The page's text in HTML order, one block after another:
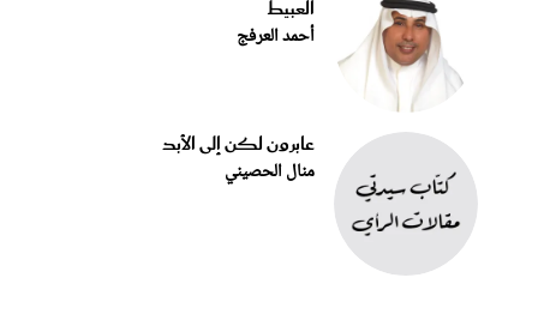
العبيط
أحمد العرفج
عابرون لكن إلى الأبد
منال الحصيني